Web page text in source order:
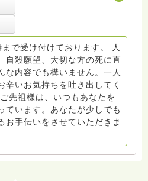
精進して参りましょうね。お
ください。
で受け付けております。 人
自殺願望、大切な方の死に直
な内容でも構いません。一人
辛いお気持ちを吐き出してく
先祖様は、いつもあなたを
ています。あなたが少しでも
お手伝いをさせていただきま